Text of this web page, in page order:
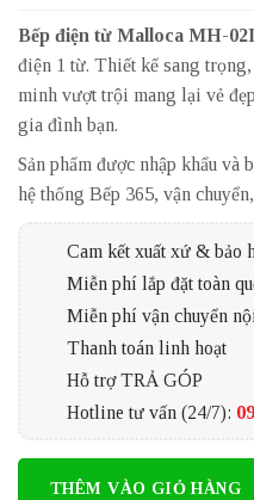
Bếp điện từ Malloca MH-
điện 1 từ. Thiết kế sang
minh vượt trội mang lại vẻ
gia đình bạn.
Sản phẩm được nhập khẩu và
hệ thống Bếp 365, vận
Cam kết xuất xứ & bảo
Miễn phí lắp đặt toàn
Miễn phí vận chuyển
Thanh toán linh hoạt
Hỗ trợ TRẢ GÓP
Hotline tư vấn (24/7):
THÊM VÀO GIỎ HÀNG